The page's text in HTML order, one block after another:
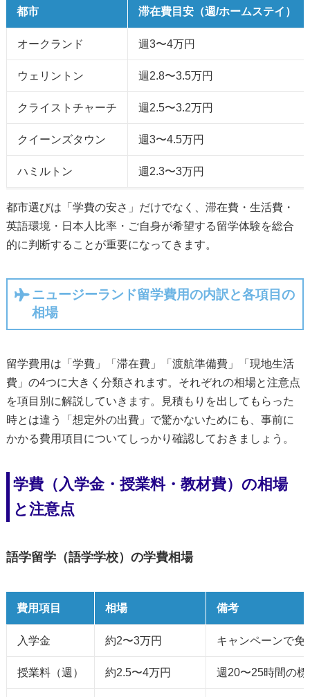
都市 滞在費目安（週/ホームステイ）
オークランド 週3〜4万円
ウェリントン 週2.8〜3.5万円
クライストチャーチ 週2.5〜3.2万円
クイーンズタウン 週3〜4.5万円
ハミルトン 週2.3〜3万円
都市選びは「学費の安さ」だけでなく、滞在費・生活費・
英語環境・日本人比率・ご自身が希望する留学体験を総合
的に判断することが重要になってきます。
ニュージーランド留学費用の内訳と各項目の
相場
留学費用は「学費」「滞在費」「渡航準備費」「現地生活
費」の4つに大きく分類されます。それぞれの相場と注意点
を項目別に解説していきます。見積もりを出してもらった
時とは違う「想定外の出費」で驚かないためにも、事前に
かかる費用項目についてしっかり確認しておきましょう。
学費（入学金・授業料・教材費）の相場
と注意点
語学留学（語学学校）の学費相場
費用項目 相場 備考
入学金 約2〜3万円 キャンペーンで免
授業料（週） 約2.5〜4万円 週20〜25時間の